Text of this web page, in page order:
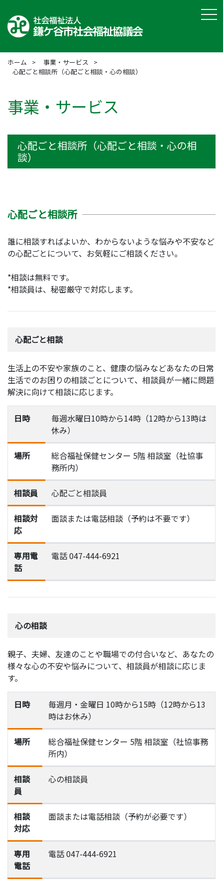
ホーム
事業・サービス
心配ごと相談所（心配ごと相談・心の相談）
事業・サービス
心配ごと相談所（心配ごと相談・心の相
談）
心配ごと相談所
誰に相談すればよいか、わからないような悩みや不安など
の心配ごとについて、お気軽にご相談ください。
*相談は無料です。
*相談員は、秘密厳守で対応します。
心配ごと相談
生活上の不安や家族のこと、健康の悩みなどあなたの日常
生活でのお困りの相談ごとについて、相談員が一緒に問題
解決に向けて相談に応じます。
日時
毎週水曜日10時から14時（12時から13時は
休み）
場所
総合福祉保健センター 5階 相談室（社協事
務所内）
相談員 心配ごと相談員
相談対
応
面談または電話相談（予約は不要です）
専用電
話
電話 047-444-6921
心の相談
親子、夫婦、友達のことや職場での付合いなど、あなたの
様々な心の不安や悩みについて、相談員が相談に応じま
す。
日時
毎週月・金曜日 10時から15時（12時から13
時はお休み）
場所
総合福祉保健センター 5階 相談室（社協事務
所内）
相談
員
心の相談員
相談
対応
面談または電話相談（予約が必要です）
専用
電話
電話 047-444-6921